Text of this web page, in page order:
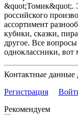
&quot;Томик&quot;.
российского
ассортимент
кубики, сказки,
другое. Все
одноклассники, вот
Контактные данные
Регистрация
Рекомендуем